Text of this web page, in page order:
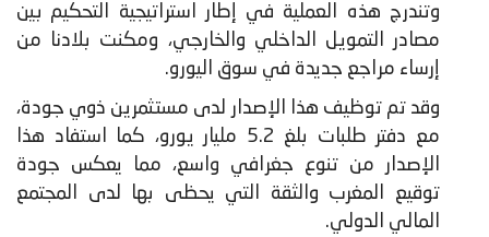
وتندرج هذه العملية في إطار استراتيجية التحكيم بين
مصادر التمويل الداخلي والخارجي، ومكنت بلادنا من
إرساء مراجع جديدة في سوق اليورو.
وقد تم توظيف هذا الإصدار لدى مستثمرين ذوي جودة،
مع دفتر طلبات بلغ 5.2 مليار يورو، كما استفاد هذا
الإصدار من تنوع جغرافي واسع، مما يعكس جودة
توقيع المغرب والثقة التي يحظى بها لدى المجتمع
المالي الدولي.